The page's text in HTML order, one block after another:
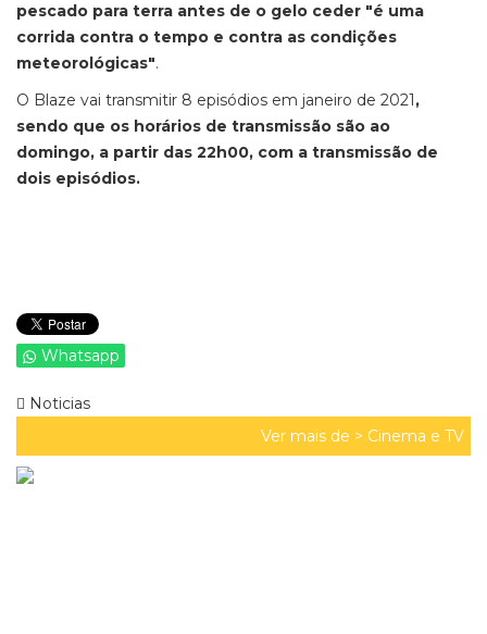
pescado para terra antes de o gelo ceder "é uma
corrida contra o tempo e contra as condições
meteorológicas".
O Blaze vai transmitir 8 episódios em janeiro de 2021,
sendo que os horários de transmissão são ao
domingo, a partir das 22h00, com a transmissão de
dois episódios.
Whatsapp
Noticias
Ver mais de > Cinema e TV